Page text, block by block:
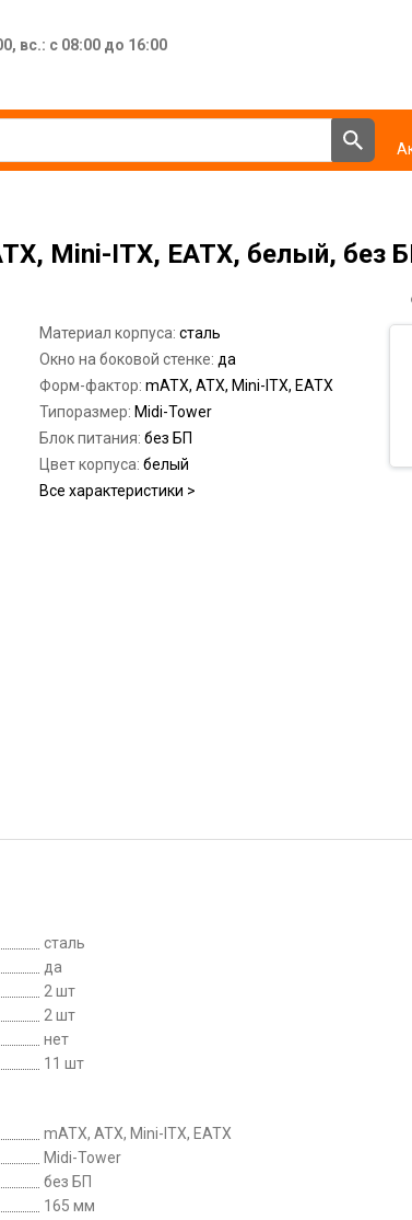
вс.: с 08:00 до 16:00
Mini-ITX, EATX, белый, без
Материал корпуса: сталь
Окно на боковой стенке: да
Форм-фактор: mATX, ATX, Mini-ITX, EATX
Типоразмер: Midi-Tower
Блок питания: без БП
Цвет корпуса: белый
Все характеристики >
сталь
да
2 шт
2 шт
нет
11 шт
mATX, ATX, Mini-ITX, EATX
Midi-Tower
без БП
165 мм